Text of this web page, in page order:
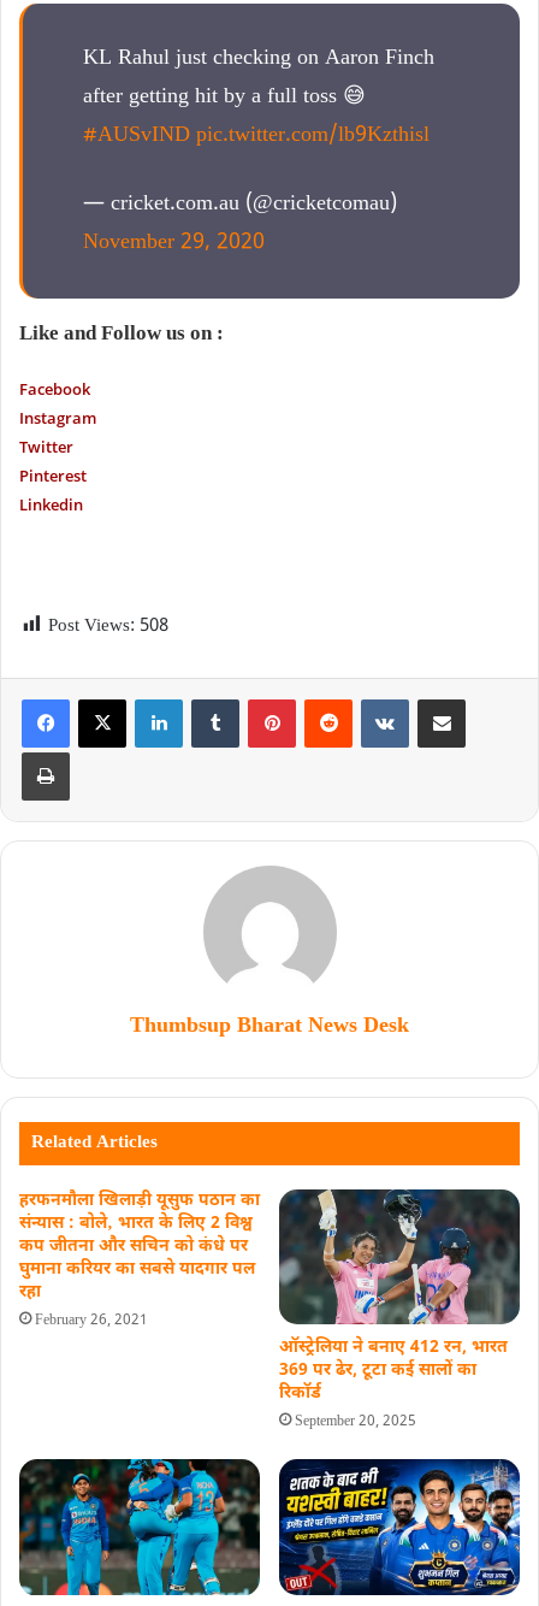
KL Rahul just checking on Aaron Finch
after getting hit by a full toss 😅
#AUSvIND pic.twitter.com/lb9Kzthisl
— cricket.com.au (@cricketcomau)
November 29, 2020
Like and Follow us on :
Facebook
Instagram
Twitter
Pinterest
Linkedin
Post Views: 508
Thumbsup Bharat News Desk
Related Articles
हरफनमौला खिलाड़ी यूसुफ पठान का
संन्यास : बोले‚ भारत के लिए 2 विश्व
कप जीतना और सचिन को कंधे पर
घुमाना करियर का सबसे यादगार पल
रहा
February 26, 2021
ऑस्ट्रेलिया ने बनाए 412 रन, भारत
369 पर ढेर, टूटा कई सालों का
रिकॉर्ड
September 20, 2025